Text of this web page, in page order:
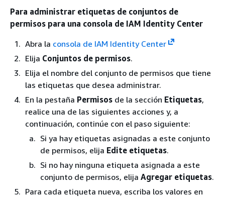
Para administrar etiquetas de conjuntos de
permisos para una consola de IAM Identity Center
Abra la consola de IAM Identity Center
Elija Conjuntos de permisos.
Elija el nombre del conjunto de permisos que tiene
las etiquetas que desea administrar.
En la pestaña Permisos de la sección Etiquetas,
realice una de las siguientes acciones y, a
continuación, continúe con el paso siguiente:
Si ya hay etiquetas asignadas a este conjunto
de permisos, elija Edite etiquetas.
Si no hay ninguna etiqueta asignada a este
conjunto de permisos, elija Agregar etiquetas.
Para cada etiqueta nueva, escriba los valores en